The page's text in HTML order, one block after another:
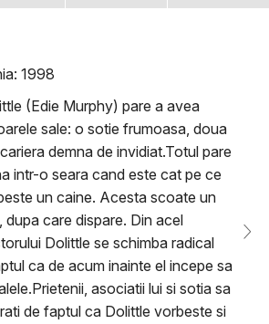
1998
(Edie Murphy) pare a avea
sale: o sotie frumoasa, doua
demna de invidiat.Totul pare
intr-o seara cand este cat pe ce
un caine. Acesta scoate un
care dispare. Din acel
Dolittle se schimba radical
ca de acum inainte el incepe sa
asociatii lui si sotia sa
de faptul ca Dolittle vorbeste si